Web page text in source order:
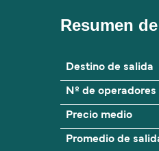
Resumen
Destino de salida
Nº de operadores
Precio medio
Promedio de